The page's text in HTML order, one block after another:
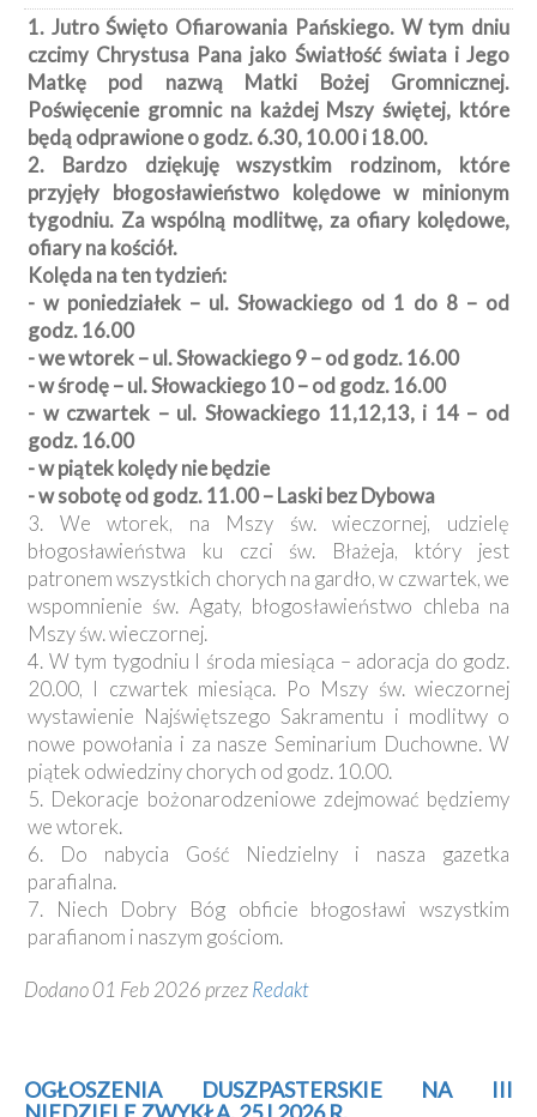
Galeria
Dekanat
Nowy
Staw
Kapituła
Kolegiacka
Duszpasterze
Polecane
strony
Ochrona
Małoletnich
1. Jutro Święto Ofiarowania Pańskiego. W tym dniu
czcimy Chrystusa Pana jako Światłość świata i Jego
Matkę pod nazwą Matki Bożej Gromnicznej.
Poświęcenie gromnic na każdej Mszy świętej, które
będą odprawione o godz. 6.30, 10.00 i 18.00.
2. Bardzo dziękuję wszystkim rodzinom, które
przyjęły błogosławieństwo kolędowe w minionym
tygodniu. Za wspólną modlitwę, za ofiary kolędowe,
ofiary na kościół.
Kolęda na ten tydzień:
- w poniedziałek – ul. Słowackiego od 1 do 8 – od
godz. 16.00
- we wtorek – ul. Słowackiego 9 – od godz. 16.00
- w środę – ul. Słowackiego 10 – od godz. 16.00
- w czwartek – ul. Słowackiego 11,12,13, i 14 – od
godz. 16.00
- w piątek kolędy nie będzie
- w sobotę od godz. 11.00 – Laski bez Dybowa
3. We wtorek, na Mszy św. wieczornej, udzielę
błogosławieństwa ku czci św. Błażeja, który jest
patronem wszystkich chorych na gardło, w czwartek, we
wspomnienie św. Agaty, błogosławieństwo chleba na
Mszy św. wieczornej.
4. W tym tygodniu I środa miesiąca – adoracja do godz.
20.00, I czwartek miesiąca. Po Mszy św. wieczornej
wystawienie Najświętszego Sakramentu i modlitwy o
nowe powołania i za nasze Seminarium Duchowne. W
piątek odwiedziny chorych od godz. 10.00.
5. Dekoracje bożonarodzeniowe zdejmować będziemy
we wtorek.
6. Do nabycia Gość Niedzielny i nasza gazetka
parafialna.
7. Niech Dobry Bóg obficie błogosławi wszystkim
parafianom i naszym gościom.
Dodano 01 Feb 2026 przezRedakt
OGŁOSZENIA DUSZPASTERSKIE NA III